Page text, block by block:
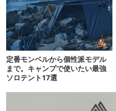
定番モンベルから個性派モデル
まで。キャンプで使いたい最強
ソロテント17選